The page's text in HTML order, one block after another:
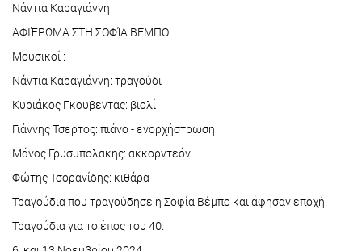
Νάντια Καραγιάννη
ΑΦΙΈΡΩΜΑ ΣΤΗ ΣΟΦΊΑ ΒΕΜΠΟ
Μουσικοί :
Νάντια Καραγιάννη: τραγούδι
Κυριάκος Γκουβεντας: βιολί
Γιάννης Τσερτος: πιάνο - ενορχήστρωση
Μάνος Γρυσμπολακης: ακκορντεόν
Φώτης Τσορανίδης: κιθάρα
Τραγούδια που τραγούδησε η Σοφία Βέμπο και άφησαν εποχή.
Τραγούδια για το έπος του 40.